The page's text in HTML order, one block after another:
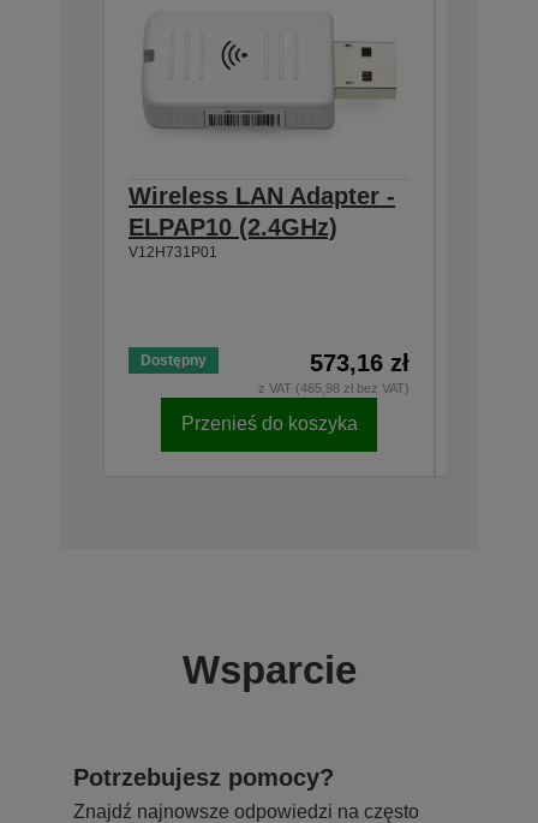
Wireless LAN Adapter -
ELPAP10 (2.4GHz)
V12H731P01
Dostępny 573,16 zł
z VAT (465,98 zł bez VAT)
Przenieś do koszyka
Wsparcie
Potrzebujesz pomocy?
Znajdź najnowsze odpowiedzi na często